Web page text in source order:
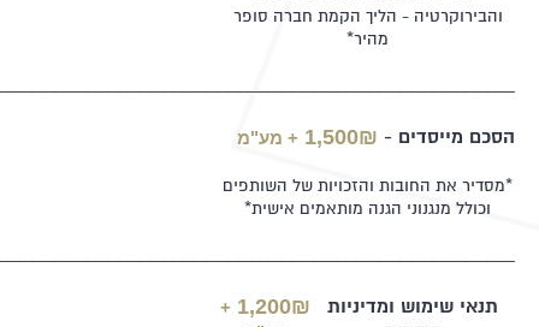
והבירוקרטיה - הליך הקמת חברה סופר
מהיר*
הסכם מייסדים - 1,500₪ + מע"מ
*מסדיר את החובות והזכויות של השותפים
וכולל מנגנוני הגנה מותאמים אישית*
תנאי שימוש ומדיניות
1,200₪
+